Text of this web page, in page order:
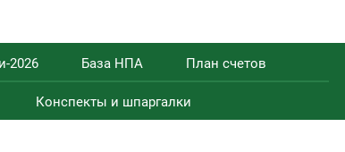
2026 База НПА План счетов
Конспекты и шпаргалки